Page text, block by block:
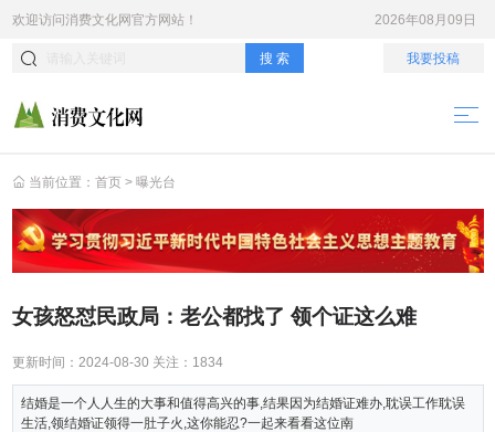
欢迎访问消费文化网官方网站！ 2026年08月09日
搜 索 我要投稿
当前位置： 首页 > 曝光台
女孩怒怼民政局：老公都找了 领个证这么难
更新时间： 2024-08-30 关注： 1834
结婚是一个人人生的大事和值得高兴的事,结果因为结婚证难办,耽误工作耽误
生活,领结婚证领得一肚子火,这你能忍?一起来看看这位南